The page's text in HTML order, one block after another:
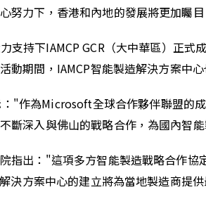
努力下，香港和內地的發展將更加矚目
支持下IAMCP GCR（大中華區）正
動期間，IAMCP智能製造解決方案中
："作為Microsoft全球合作夥伴聯盟的
斷深入與佛山的戰略合作，為國內智
指出："這項多方智能製造戰略合作
決方案中心的建立將為當地製造商提